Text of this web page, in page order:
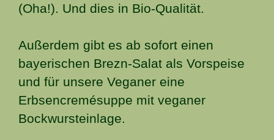
(Oha!). Und dies in Bio-Qualität.
Außerdem gibt es ab sofort einen
bayerischen Brezn-Salat als Vorspeise
und für unsere Veganer eine
Erbsencremésuppe mit veganer
Bockwursteinlage.